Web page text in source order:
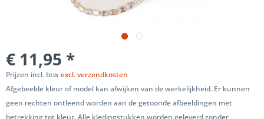
€ 11,95 *
Prijzen incl. btwexcl. verzendkosten
Afgebeelde kleur of model kan afwijken van de werkelijkheid. Er kunnen
geen rechten ontleend worden aan de getoonde afbeeldingen met
betrekking tot kleur. Alle kledingstukken worden geleverd zonder